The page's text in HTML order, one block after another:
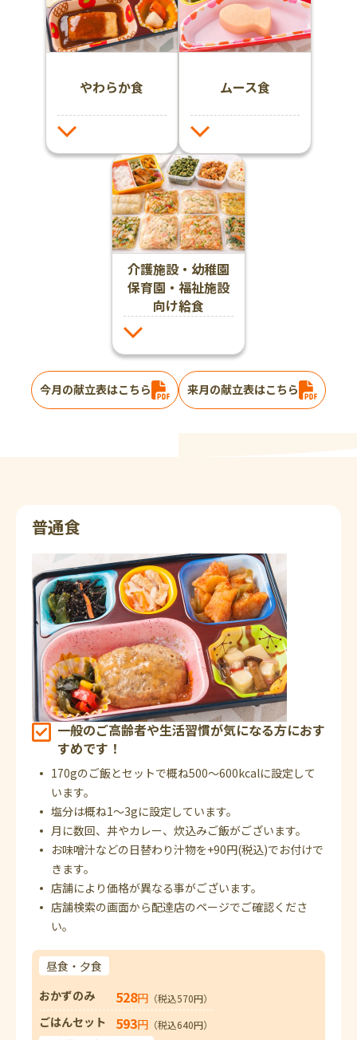
やわらか食 ムース食
介護施設・幼稚園
保育園・福祉施設
向け給食
今月の献立表はこちら 来月の献立表はこちら
普通食
一般のご高齢者や生活習慣が気になる方におす
すめです！
170gのご飯とセットで概ね500～600kcalに設定して
います。
塩分は概ね1～3gに設定しています。
月に数回、丼やカレー、炊込みご飯がございます。
お味噌汁などの日替わり汁物を+90円(税込)でお付けで
きます。
店舗により価格が異なる事がございます。
店舗検索の画面から配達店のページでご確認くださ
い。
昼食・夕食
おかずのみ
528円 （税込570円）
ごはんセット 593円 （税込640円）